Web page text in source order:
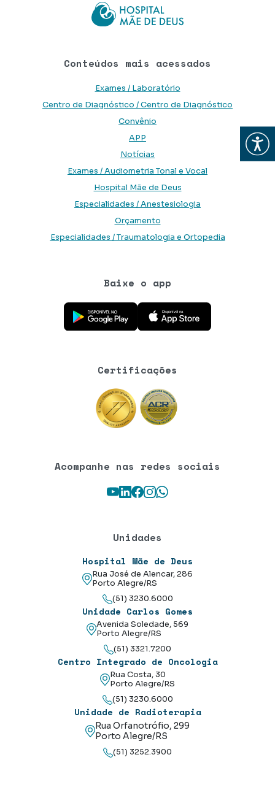
Abrir
Conteúdos mais acessados
Exames / Laboratório
Centro de Diagnóstico / Centro de Diagnóstico
Convênio
APP
Notícias
Exames / Audiometria Tonal e Vocal
Hospital Mãe de Deus
Especialidades / Anestesiologia
Orçamento
Especialidades / Traumatologia e Ortopedia
Baixe o app
Baixe o aplicativo na Google Play Store
Baixe o aplicativo na App Store
Certificações
Acompanhe nas redes sociais
Youtube
LinkedIn
Facebook
Instagram
WhatsApp
Unidades
Hospital Mãe de Deus
Rua José de Alencar, 286
Porto Alegre/RS
(51) 3230.6000
Unidade Carlos Gomes
Avenida Soledade, 569
Porto Alegre/RS
(51) 3321.7200
Centro Integrado de Oncologia
Rua Costa, 30
Porto Alegre/RS
(51) 3230.6000
Unidade de Radioterapia
Rua Orfanotrófio, 299
Porto Alegre/RS
(51) 3252.3900